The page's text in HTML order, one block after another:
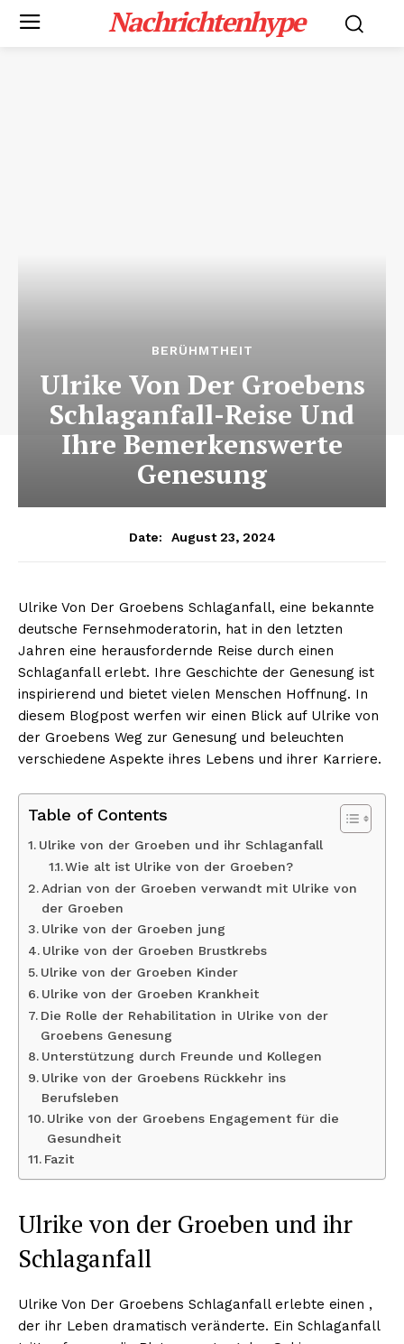
Nachrichtenhype
BERÜHMTHEIT
Ulrike Von Der Groebens
Schlaganfall-Reise Und
Ihre Bemerkenswerte
Genesung
Date: August 23, 2024
Ulrike Von Der Groebens Schlaganfall, eine bekannte
deutsche Fernsehmoderatorin, hat in den letzten
Jahren eine herausfordernde Reise durch einen
Schlaganfall erlebt. Ihre Geschichte der Genesung ist
inspirierend und bietet vielen Menschen Hoffnung. In
diesem Blogpost werfen wir einen Blick auf Ulrike von
der Groebens Weg zur Genesung und beleuchten
verschiedene Aspekte ihres Lebens und ihrer Karriere.
Table of Contents
Ulrike von der Groeben und ihr Schlaganfall
Wie alt ist Ulrike von der Groeben?
Adrian von der Groeben verwandt mit Ulrike von
der Groeben
Ulrike von der Groeben jung
Ulrike von der Groeben Brustkrebs
Ulrike von der Groeben Kinder
Ulrike von der Groeben Krankheit
Die Rolle der Rehabilitation in Ulrike von der
Groebens Genesung
Unterstützung durch Freunde und Kollegen
Ulrike von der Groebens Rückkehr ins
Berufsleben
Ulrike von der Groebens Engagement für die
Gesundheit
Fazit
Ulrike von der Groeben und ihr
Schlaganfall
Ulrike Von Der Groebens Schlaganfall erlebte einen ,
der ihr Leben dramatisch veränderte. Ein Schlaganfall